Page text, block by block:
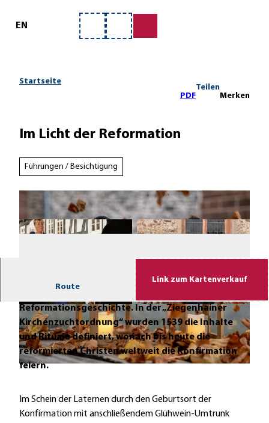
EN
Merkzettel
Suche
Startseite
PDF
Teilen
Merken
Im Licht der Reformation
Führungen / Besichtigung
© Rotkäppchenland, Patrick Pfaff |
© Tourismusservice Rotkäppchenland, Holger
Klementz |CC-BY-SA
© Rotkäppchenland, Patrick Pfaff |CC-BY-SA
Route
Link zum Kartenverkauf
Reformationsgeschichte. In der „Ziegenhainer
Kirchenzuchtordnung“ wurden 1539 die Inhalte
und Rituale definiert, wonach bis heute die
reformierten Christen weltweit die Konfirmation
feiern.
Im Schein der Laternen durch den Geburtsort der
Konfirmation mit anschließendem Glühwein-Umtrunk